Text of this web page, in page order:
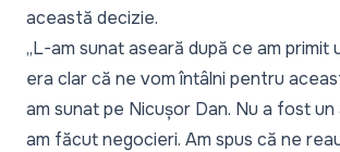
această decizie.
„L-am sunat aseară după ce am primit
era clar că ne vom întâlni pentru
am sunat pe Nicușor Dan. Nu a fost un
am făcut negocieri. Am spus că ne